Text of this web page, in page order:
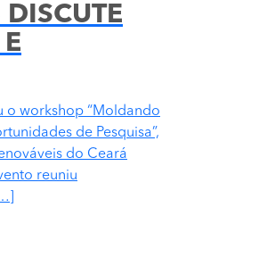
o workshop “Moldando
de Pesquisa”,
do Ceará
reuniu